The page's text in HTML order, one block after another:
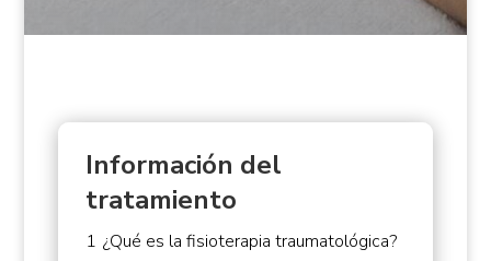
Información del
tratamiento
1 ¿Qué es la fisioterapia traumatológica?